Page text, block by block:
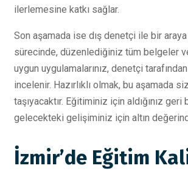
ilerlemesine katkı sağlar.
Son aşamada ise dış denetçi ile bir
sürecinde, düzenlediğiniz tüm belgeler
uygun uygulamalarınız, denetçi
incelenir. Hazırlıklı olmak, bu aşamada
taşıyacaktır. Eğitiminiz için aldığınız geri
gelecekteki gelişiminiz için altın
İzmir’de Eğitim